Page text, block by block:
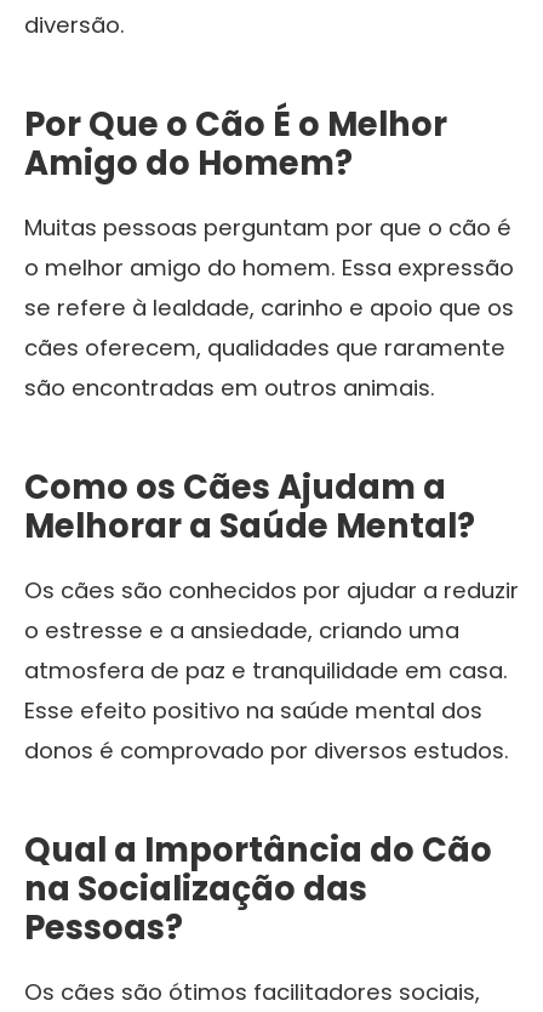
diversão.
Por Que o Cão É o Melhor
Amigo do Homem?
Muitas pessoas perguntam por que o cão é
o melhor amigo do homem. Essa expressão
se refere à lealdade, carinho e apoio que os
cães oferecem, qualidades que raramente
são encontradas em outros animais.
Como os Cães Ajudam a
Melhorar a Saúde Mental?
Os cães são conhecidos por ajudar a reduzir
o estresse e a ansiedade, criando uma
atmosfera de paz e tranquilidade em casa.
Esse efeito positivo na saúde mental dos
donos é comprovado por diversos estudos.
Qual a Importância do Cão
na Socialização das
Pessoas?
Os cães são ótimos facilitadores sociais,